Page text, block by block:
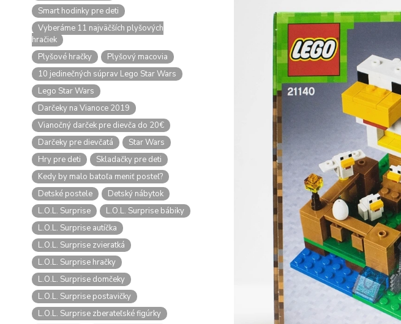
Smart hodinky pre deti
Vyberáme 11 najväčších plyšových
hračiek
Plyšové hračky
Plyšový macovia
10 jedinečných súprav Lego Star Wars
Lego Star Wars
Darčeky na Vianoce 2019
Vianočný darček pre dievča do 20€
Darčeky pre dievčatá
Star Wars
Hry pre deti
Skladačky pre deti
Kedy by malo batoľa meniť posteľ?
Detské postele
Detský nábytok
L.O.L. Surprise
L.O.L. Surprise bábiky
L.O.L. Surprise autíčka
L.O.L. Surprise zvieratká
L.O.L. Surprise hračky
L.O.L. Surprise domčeky
L.O.L. Surprise postavičky
L.O.L. Surprise zberateľské figúrky